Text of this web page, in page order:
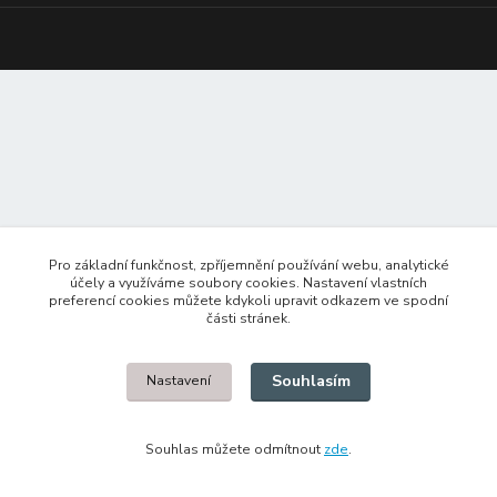
Pro základní funkčnost, zpříjemnění používání webu, analytické
účely a využíváme soubory cookies. Nastavení vlastních
preferencí cookies můžete kdykoli upravit odkazem ve spodní
části stránek.
Nastavení Souhlasím
Souhlas můžete odmítnout zde.